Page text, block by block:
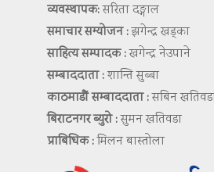
व्यवस्थापक:सरिता दङ्गाल
समाचार सम्योजन :झगेन्द्र खड्का
साहित्य सम्पादक :खगेन्द्र नेउपाने
सम्बाददाता :शान्ति सुब्बा
काठमाडौं सम्बाददाता :सबिन
बिराटनगर ब्युरो :सुमन खतिवडा
प्राबिधिक :मिलन बास्तोला